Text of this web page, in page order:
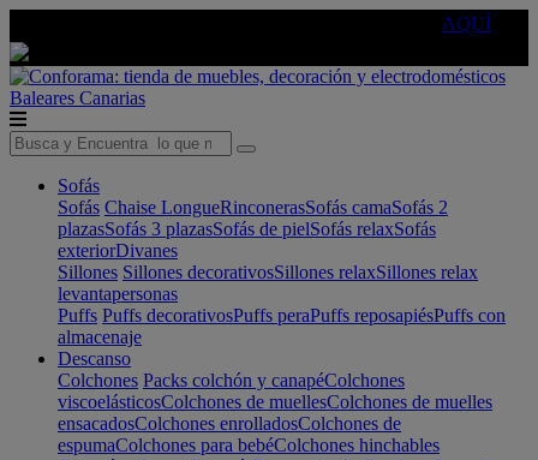
AQUÍ
Baleares Canarias
Sofás
Sofás Chaise LongueRinconerasSofás camaSofás 2
plazasSofás 3 plazasSofás de pielSofás relaxSofás
exteriorDivanes
Sillones Sillones decorativosSillones relaxSillones relax
levantapersonas
Puffs Puffs decorativosPuffs peraPuffs reposapiésPuffs con
almacenaje
Descanso
Colchones Packs colchón y canapéColchones
viscoelásticosColchones de muellesColchones de muelles
ensacadosColchones enrolladosColchones de
espumaColchones para bebéColchones hinchables